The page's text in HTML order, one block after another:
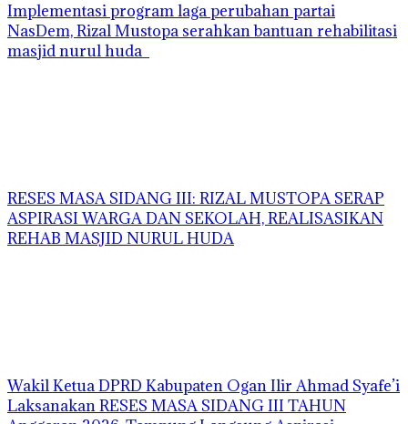
Implementasi program laga perubahan partai
NasDem, Rizal Mustopa serahkan bantuan rehabilitasi
masjid nurul huda
RESES MASA SIDANG III: RIZAL MUSTOPA SERAP
ASPIRASI WARGA DAN SEKOLAH, REALISASIKAN
REHAB MASJID NURUL HUDA
Wakil Ketua DPRD Kabupaten Ogan Ilir Ahmad Syafe’i
Laksanakan RESES MASA SIDANG III TAHUN